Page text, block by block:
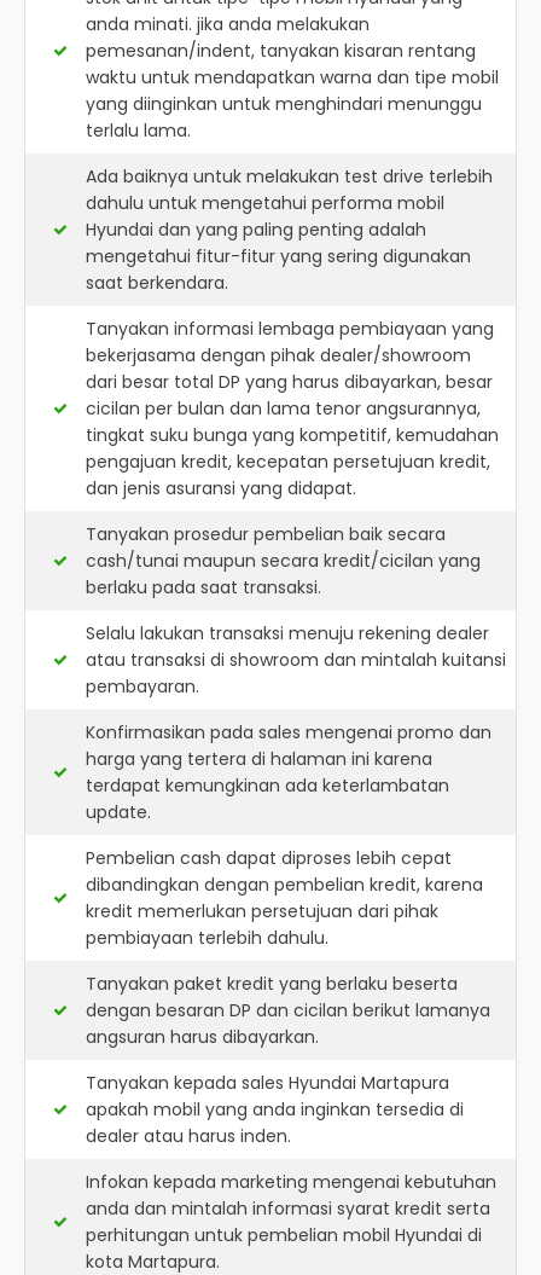
anda minati. jika anda melakukan
pemesanan/indent, tanyakan kisaran rentang
waktu untuk mendapatkan warna dan tipe mobil
yang diinginkan untuk menghindari menunggu
terlalu lama.
Ada baiknya untuk melakukan test drive terlebih
dahulu untuk mengetahui performa mobil
Hyundai dan yang paling penting adalah
mengetahui fitur-fitur yang sering digunakan
saat berkendara.
Tanyakan informasi lembaga pembiayaan yang
bekerjasama dengan pihak dealer/showroom
dari besar total DP yang harus dibayarkan, besar
cicilan per bulan dan lama tenor angsurannya,
tingkat suku bunga yang kompetitif, kemudahan
pengajuan kredit, kecepatan persetujuan kredit,
dan jenis asuransi yang didapat.
Tanyakan prosedur pembelian baik secara
cash/tunai maupun secara kredit/cicilan yang
berlaku pada saat transaksi.
Selalu lakukan transaksi menuju rekening dealer
atau transaksi di showroom dan mintalah kuitansi
pembayaran.
Konfirmasikan pada sales mengenai promo dan
harga yang tertera di halaman ini karena
terdapat kemungkinan ada keterlambatan
update.
Pembelian cash dapat diproses lebih cepat
dibandingkan dengan pembelian kredit, karena
kredit memerlukan persetujuan dari pihak
pembiayaan terlebih dahulu.
Tanyakan paket kredit yang berlaku beserta
dengan besaran DP dan cicilan berikut lamanya
angsuran harus dibayarkan.
Tanyakan kepada sales Hyundai Martapura
apakah mobil yang anda inginkan tersedia di
dealer atau harus inden.
Infokan kepada marketing mengenai kebutuhan
anda dan mintalah informasi syarat kredit serta
perhitungan untuk pembelian mobil Hyundai di
kota Martapura.